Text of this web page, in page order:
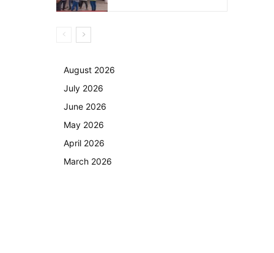
August 2026
July 2026
June 2026
May 2026
April 2026
March 2026